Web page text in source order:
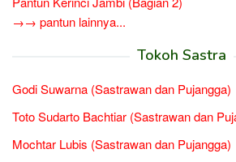
→→ pantun lainnya...
Tokoh Sastra
Godi Suwarna (Sastrawan dan Pujangga)
Toto Sudarto Bachtiar (Sastrawan dan
Mochtar Lubis (Sastrawan dan Pujangga)